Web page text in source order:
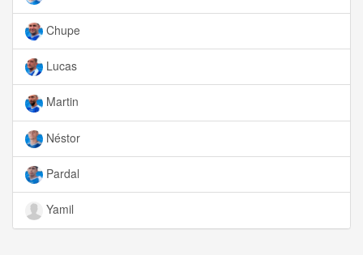
Chupe
Lucas
Martin
Néstor
Pardal
Yamil